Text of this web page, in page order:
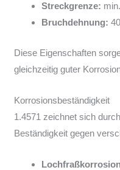
Streckgrenze:
Bruchdehnung:
Diese Eigenschaften
gleichzeitig guter
Korrosionsbeständigkeit
1.4571 zeichnet sich
Beständigkeit gegen